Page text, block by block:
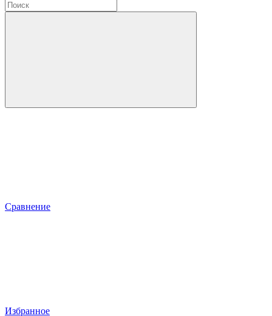
Сравнение
Избранное